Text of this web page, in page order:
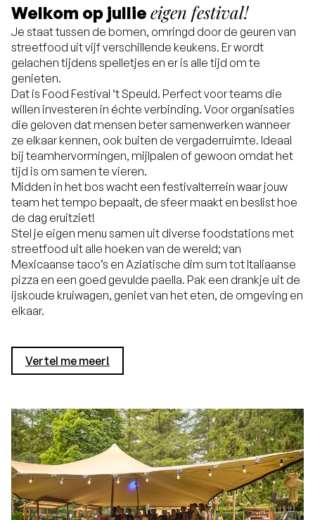
Welkom op jullie eigen festival!
Je staat tussen de bomen, omringd door de geuren van
streetfood uit vijf verschillende keukens. Er wordt
gelachen tijdens spelletjes en er is alle tijd om te
genieten.
Dat is Food Festival ‘t Speuld. Perfect voor teams die
willen investeren in échte verbinding. Voor organisaties
die geloven dat mensen beter samenwerken wanneer
ze elkaar kennen, ook buiten de vergaderruimte. Ideaal
bij teamhervormingen, mijlpalen of gewoon omdat het
tijd is om samen te vieren.
Midden in het bos wacht een festivalterrein waar jouw
team het tempo bepaalt, de sfeer maakt en beslist hoe
de dag eruitziet!
Stel je eigen menu samen uit diverse foodstations met
streetfood uit alle hoeken van de wereld; van
Mexicaanse taco’s en Aziatische dim sum tot Italiaanse
pizza en een goed gevulde paella. Pak een drankje uit de
ijskoude kruiwagen, geniet van het eten, de omgeving en
elkaar.
Vertel me meer!